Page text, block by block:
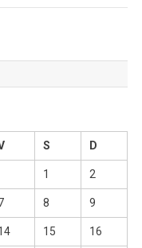
S D
1 2
8 9
15 16